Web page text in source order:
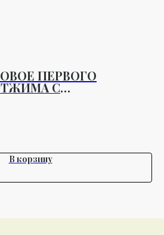
ПЕРВОГО
С
100 МЛ
В корзину